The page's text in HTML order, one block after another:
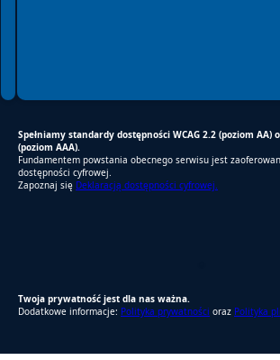
Spełniamy standardy dostępności WCAG 2.2 (poziom
(poziom AAA).
Fundamentem powstania obecnego serwisu jest
dostępności cyfrowej.
Zapoznaj się Deklaracją dostępności cyfrowej.
Twoja prywatność jest dla nas ważna.
Dodatkowe informacje: Polityka prywatności oraz Polityka